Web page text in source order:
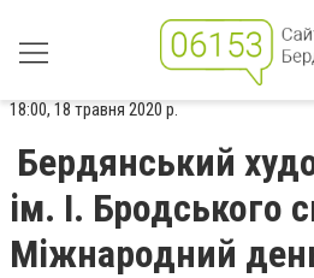
18:00, 18 травня 2020 р.
Бердянський
ім. І. Бродського
Міжнародний